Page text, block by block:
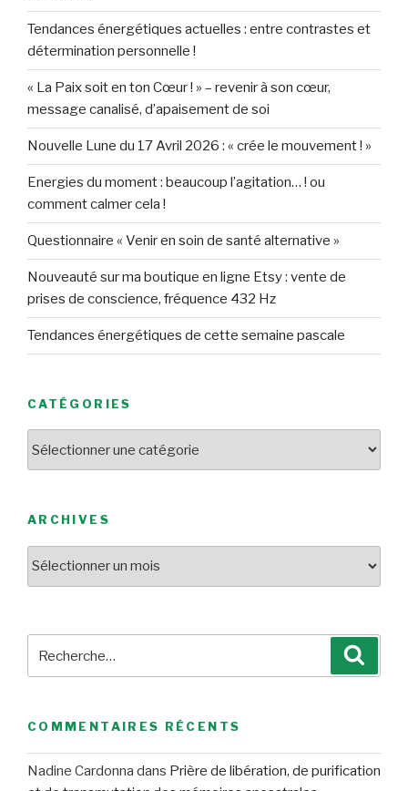
Tendances énergétiques actuelles : entre contrastes et
détermination personnelle !
« La Paix soit en ton Cœur ! » – revenir à son cœur,
message canalisé, d’apaisement de soi
Nouvelle Lune du 17 Avril 2026 : « crée le mouvement ! »
Energies du moment : beaucoup l’agitation… ! ou
comment calmer cela !
Questionnaire « Venir en soin de santé alternative »
Nouveauté sur ma boutique en ligne Etsy : vente de
prises de conscience, fréquence 432 Hz
Tendances énergétiques de cette semaine pascale
CATÉGORIES
ARCHIVES
pour
COMMENTAIRES RÉCENTS
Nadine Cardonna dans Prière de libération, de purification